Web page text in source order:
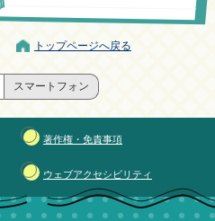
トップページへ戻る
スマートフォン
著作権・免責事項
ウェブアクセシビリティ